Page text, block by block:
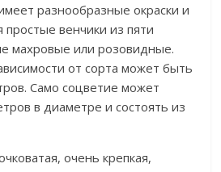
разнообразные окраски и
венчики из пяти
махровые или розовидные.
от сорта может быть
Само соцветие может
в диаметре и состоять из
очень крепкая,